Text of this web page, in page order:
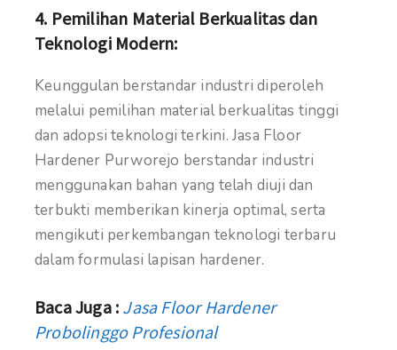
4. Pemilihan Material Berkualitas dan
Teknologi Modern:
Keunggulan berstandar industri diperoleh
melalui pemilihan material berkualitas tinggi
dan adopsi teknologi terkini. Jasa Floor
Hardener Purworejo berstandar industri
menggunakan bahan yang telah diuji dan
terbukti memberikan kinerja optimal, serta
mengikuti perkembangan teknologi terbaru
dalam formulasi lapisan hardener.
Baca Juga : Jasa Floor Hardener
Probolinggo Profesional